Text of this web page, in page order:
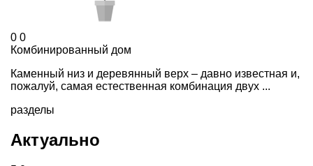
0 0
Комбинированный дом
Каменный низ и деревянный верх – давно известная и,
пожалуй, самая естественная комбинация двух ...
разделы
Актуально